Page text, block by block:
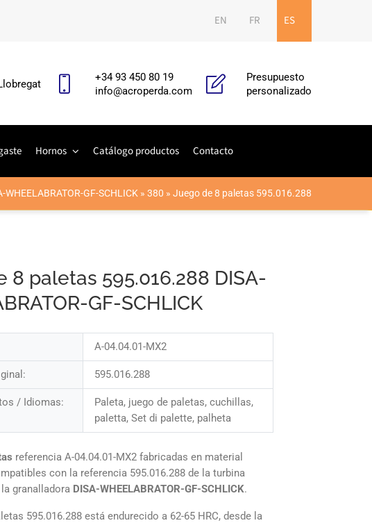
EN FR ES
+34 93 450 80 19
info@acroperda.com
Presupuesto
personalizado
Hornos Catálogo productos Contacto
WHEELABRATOR-GF-SCHLICK » 380 » Juego de 8 paletas 595.016.288
8 paletas 595.016.288 DISA-
GF-SCHLICK
A-04.04.01-MX2
595.016.288
/ Idiomas:
Paleta, juego de paletas, cuchillas,
paletta, Set di palette, palheta
referencia A-04.04.01-MX2 fabricadas en material
con la referencia 595.016.288 de la turbina
granalladora DISA-WHEELABRATOR-GF-SCHLICK.
595.016.288 está endurecido a 62-65 HRC, desde la